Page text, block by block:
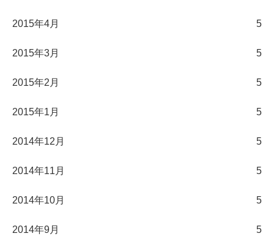
2015年4月 5
2015年3月 5
2015年2月 5
2015年1月 5
2014年12月 5
2014年11月 5
2014年10月 5
2014年9月 5